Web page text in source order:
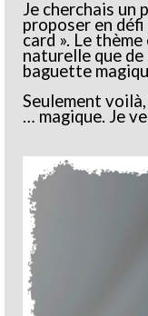
Je cherchais
proposer en
card ». Le
naturelle que de
baguette
Seulement
… magique. Je